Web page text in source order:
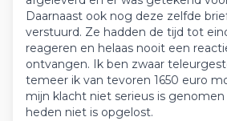
Daarnaast ook nog deze zelfde
verstuurd. Ze hadden de tijd tot
reageren en helaas nooit een
ontvangen. Ik ben zwaar
temeer ik van tevoren 1650 euro
mijn klacht niet serieus is
heden niet is opgelost.